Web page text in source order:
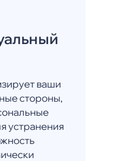
ваши
стороны,
устранения